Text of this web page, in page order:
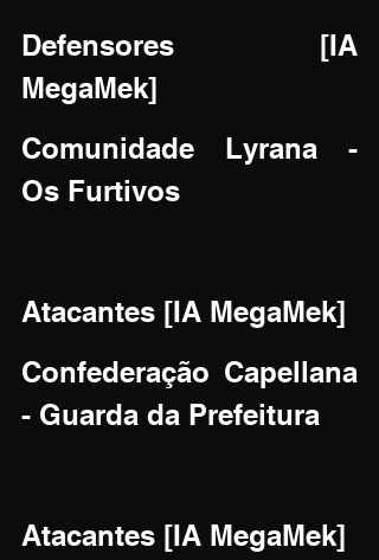
Defensores [IA
MegaMek]
Comunidade Lyrana -
Os Furtivos
Atacantes [IA MegaMek]
Confederação Capellana
- Guarda da Prefeitura
Atacantes [IA MegaMek]